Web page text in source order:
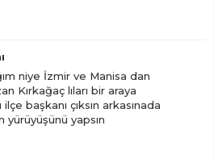
niye İzmir ve Manisa dan
Kırkağaç lıları bir araya
başkanı çıksın arkasınada
yürüyüşünü yapsın